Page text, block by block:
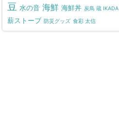
豆 水の音 海鮮 海鮮丼 炭鳥 蔵 IKADA
薪ストーブ 防災グッズ 食彩 太信